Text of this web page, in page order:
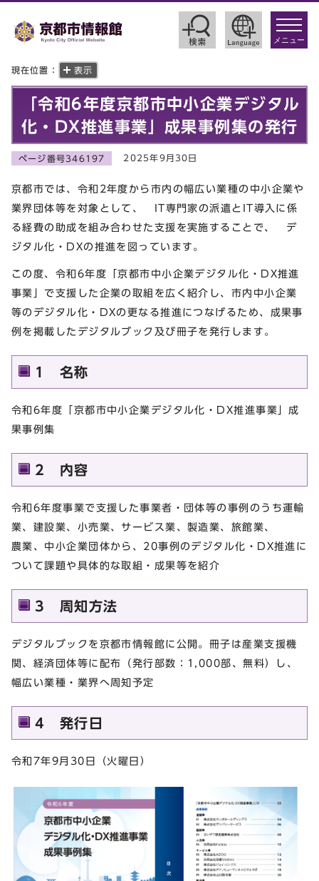
toggle
メニュー
現在位置： 表示
「令和6年度京都市中小企業デジタル
化・DX推進事業」成果事例集の発行
ページ番号346197 2025年9月30日
京都市では、令和2年度から市内の幅広い業種の中小企業や
業界団体等を対象として、 IT専門家の派遣とIT導入に係
る経費の助成を組み合わせた支援を実施することで、 デ
ジタル化・DXの推進を図っています。
この度、令和6年度「京都市中小企業デジタル化・DX推進
事業」で支援した企業の取組を広く紹介し、市内中小企業
等のデジタル化・DXの更なる推進につなげるため、成果事
例を掲載したデジタルブック及び冊子を発行します。
1 名称
令和6年度「京都市中小企業デジタル化・DX推進事業」成
果事例集
2 内容
令和6年度事業で支援した事業者・団体等の事例のうち運輸
業、建設業、小売業、サービス業、製造業、旅館業、
農業、中小企業団体から、20事例のデジタル化・DX推進に
ついて課題や具体的な取組・成果等を紹介
3 周知方法
デジタルブックを京都市情報館に公開。冊子は産業支援機
関、経済団体等に配布（発行部数：1,000部、無料）し、
幅広い業種・業界へ周知予定
4 発行日
令和7年9月30日（火曜日）